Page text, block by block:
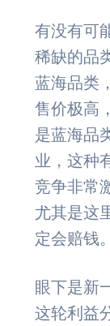
有没有可
稀缺的品
蓝海品类
售价极高
是蓝海品
业，这种
竞争非常
尤其是这
定会赔钱。
眼下是新
这轮利益